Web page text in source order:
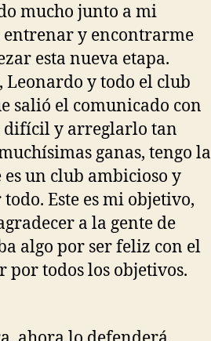
mucho junto a mi
y encontrarme
esta nueva etapa.
Leonardo y todo el club
salió el comunicado con
difícil y arreglarlo tan
ganas, tengo la
un club ambicioso y
Este es mi objetivo,
a la gente de
algo por ser feliz con el
por todos los objetivos.